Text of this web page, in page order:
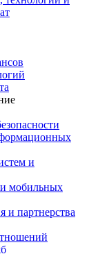
и
и мобильных
и партнерства